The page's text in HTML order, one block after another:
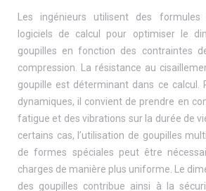
Les ingénieurs utilisent des
logiciels de calcul pour optimiser le
goupilles en fonction des contraintes
compression. La résistance au
goupille est déterminant dans ce calcul.
dynamiques, il convient de prendre en
fatigue et des vibrations sur la durée de
certains cas, l’utilisation de goupilles
de formes spéciales peut être
charges de manière plus uniforme. Le
des goupilles contribue ainsi à la